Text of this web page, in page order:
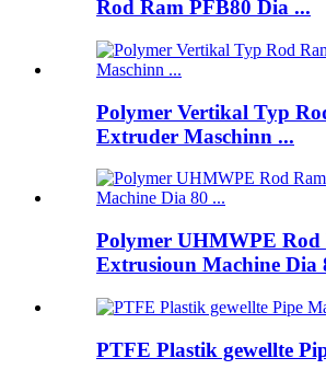
Rod Ram PFB80 Dia ...
Polymer Vertikal Typ
Extruder Maschinn ...
Polymer UHMWPE Rod
Extrusioun Machine Dia
PTFE Plastik gewellte